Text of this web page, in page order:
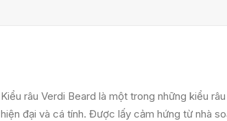
Kiểu râu Verdi Beard là một trong những kiểu
hiện đại và cá tính. Được lấy cảm hứng từ nhà